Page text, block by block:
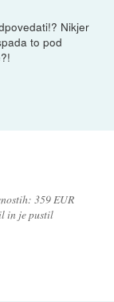
Nikjer
to pod
359 EUR
in je pustil